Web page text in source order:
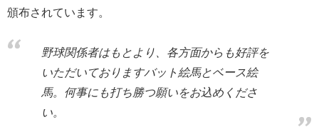
頒布されています。
野球関係者はもとより、各方面からも好評を
いただいておりますバット絵馬とベース絵
馬。何事にも打ち勝つ願いをお込めくださ
い。